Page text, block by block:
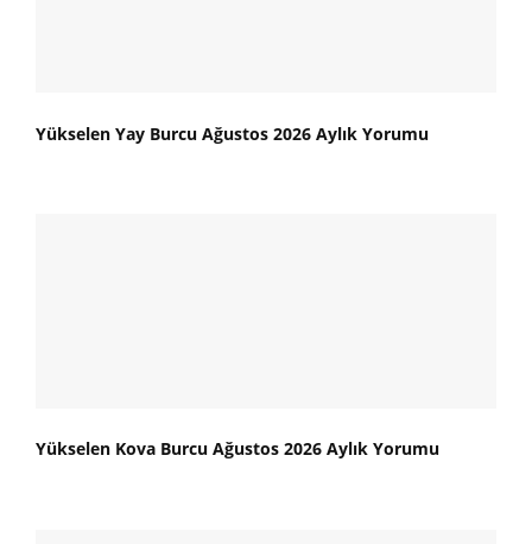
Yükselen Yay Burcu Ağustos 2026 Aylık Yorumu
Yükselen Kova Burcu Ağustos 2026 Aylık Yorumu